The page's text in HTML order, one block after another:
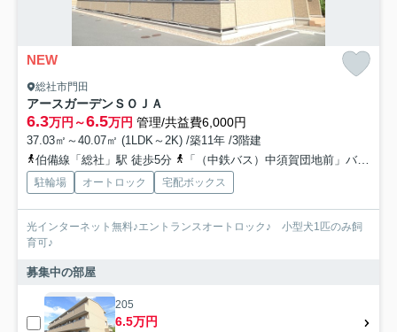
NEW
総社市門田
アースガーデンＳＯＪＡ
6.3万円～6.5万円 管理/共益費6,000円
37.03㎡～40.07㎡ (1LDK～2K) /築11年 /3階建
伯備線「総社」駅 徒歩5分
「（中鉄バス）中須賀団地前」バス停下車 徒歩4分
駐輪場 オートロック 宅配ボックス
光インターネット無料♪エントランスオートロック♪ 小型犬1匹のみ飼
育可♪
募集中の部屋
205
6.5万円